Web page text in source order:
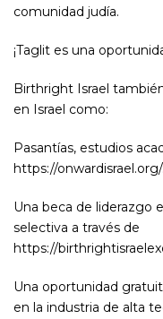
comunidad judía.
¡Taglit es una
Birthright Israel
en Israel como:
Pasantías, estudios
https://onwardisrael.org/.
Una beca de liderazgo
selectiva a través de
https://
Una oportunidad
en la industria de alta